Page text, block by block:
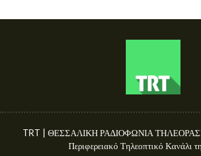
TRT | ΘΕΣΣΑΛΙΚΗ ΡΑΔΙΟΦΩΝΙΑ ΤΗΛΕΟΡΑΣΗ
Περιφερειακό Τηλεοπτικό Κανάλι